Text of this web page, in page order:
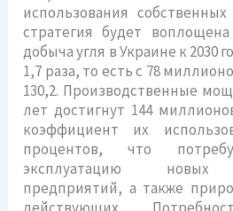
использования
стратегия будет
добыча угля в Украине к 2030
1,7 раза, то есть с 78
130,2. Производственные
лет достигнут 144
коэффициент их
процентов, что
эксплуатацию новых
предприятий, а также
действующих.